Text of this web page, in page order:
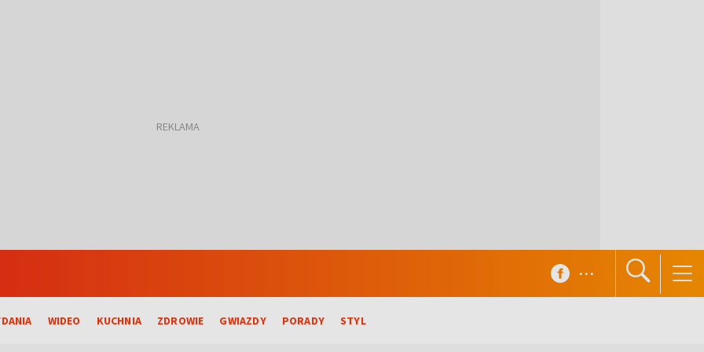
WIDEO KUCHNIA ZDROWIE GWIAZDY PORADY STYL
...